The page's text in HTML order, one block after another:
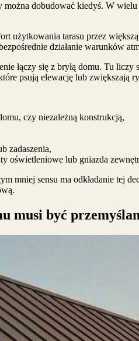
dobudować kiedyś. W
użytkowania tarasu przez
działanie warunków
łączy się z bryłą domu. Tu
psują elewację lub zwiększają
czy niezależną konstrukcją,
zadaszenia,
oświetleniowe lub gniazda
mniej sensu ma odkładanie tej
musi być